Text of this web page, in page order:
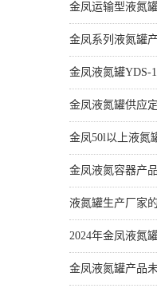
金凤运输型液氮
金凤系列液氮罐
金凤50l以上液氮
金凤液氮容器产
液氮罐生产厂家
2024年金凤液氮
金凤液氮罐产品